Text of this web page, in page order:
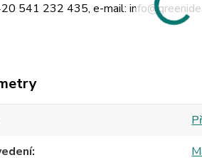
541 232 435, e-mail: